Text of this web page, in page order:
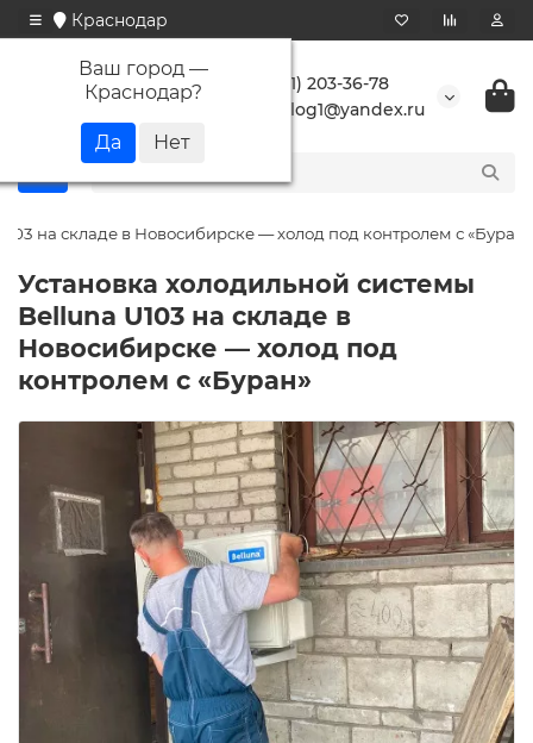
Краснодар
Ваш город —
Краснодар?
+7 (861) 203-36-78
buranlog1@yandex.ru
на складе в Новосибирске — холод под контролем с «Буран»
Установка холодильной системы
Belluna U103 на складе в
Новосибирске — холод под
контролем с «Буран»